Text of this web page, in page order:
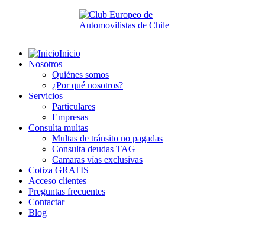
Inicio
Nosotros
Quiénes somos
¿Por qué nosotros?
Servicios
Particulares
Empresas
Consulta multas
Multas de tránsito no pagadas
Consulta deudas TAG
Camaras vías exclusivas
Cotiza GRATIS
Acceso clientes
Preguntas frecuentes
Contactar
Blog